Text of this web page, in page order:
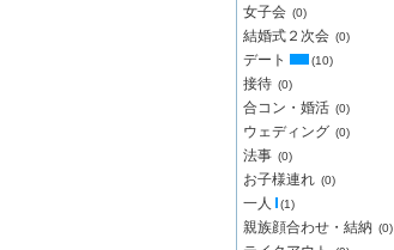
女子会 (0)
結婚式２次会 (0)
デート (10)
接待 (0)
合コン・婚活 (0)
ウェディング (0)
法事 (0)
お子様連れ (0)
一人 (1)
親族顔合わせ・結納 (0)